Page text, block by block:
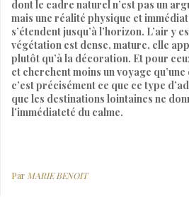
dont le cadre naturel n’est pas un
mais une réalité physique et
s’étendent jusqu’à l’horizon. L’air y
végétation est dense, mature, elle
plutôt qu’à la décoration. Et pour
et cherchent moins un voyage
c’est précisément ce que ce type
que les destinations lointaines ne
l’immédiateté du calme.
Par MARIE BENOIT